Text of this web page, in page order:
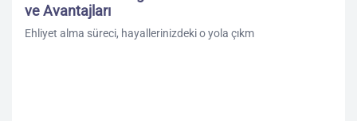
ve Avantajları
Ehliyet alma süreci, hayallerinizdeki o yola çıkm